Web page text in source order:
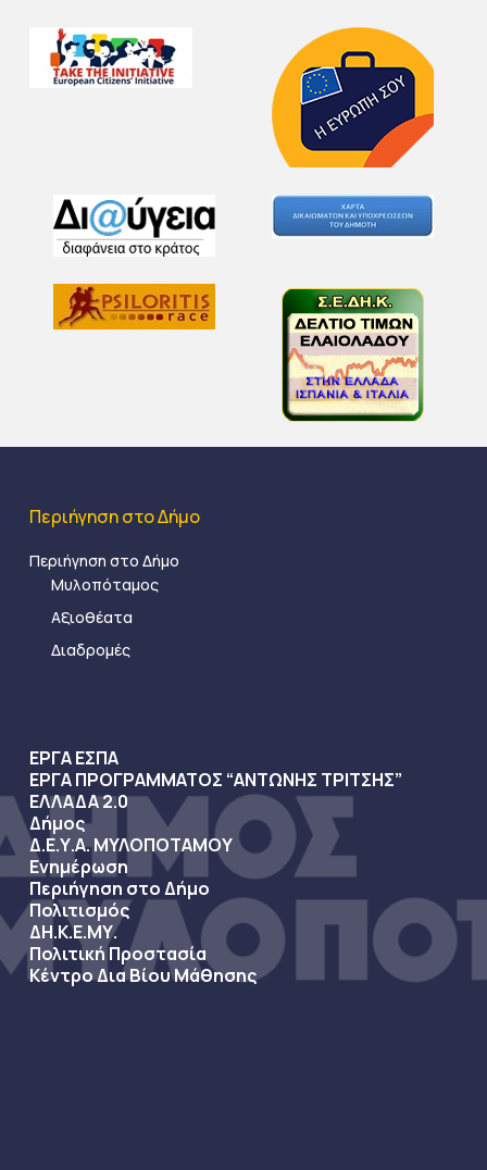
Περιήγηση στο Δήμο
Περιήγηση στο Δήμο
Μυλοπόταμος
Αξιοθέατα
Διαδρομές
ΕΡΓΑ ΕΣΠΑ
ΕΡΓΑ ΠΡΟΓΡΑΜΜΑΤΟΣ “ΑΝΤΩΝΗΣ ΤΡΙΤΣΗΣ”
ΕΛΛΑΔΑ 2.0
Δήμος
Δ.Ε.Υ.Α. ΜΥΛΟΠΟΤΑΜΟΥ
Ενημέρωση
Περιήγηση στο Δήμο
Πολιτισμός
ΔΗ.Κ.Ε.ΜΥ.
Πολιτική Προστασία
Κέντρο Δια Βίου Μάθησης